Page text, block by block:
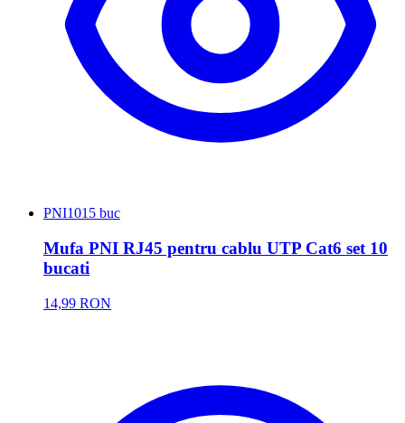
PNI1015 buc
Mufa PNI RJ45 pentru cablu UTP Cat6 set 10
bucati
14,99 RON